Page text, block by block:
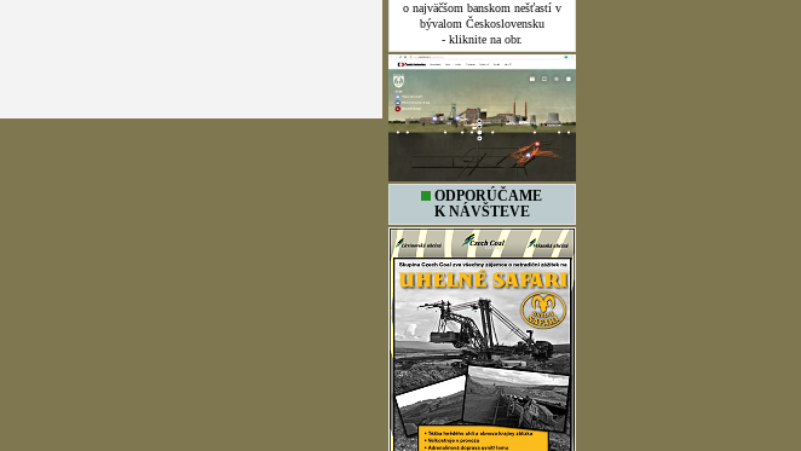
o najväčšom banskom nešťastí v
bývalom Československu
- kliknite na obr.
ODPORÚČAME
K NÁVŠTEVE